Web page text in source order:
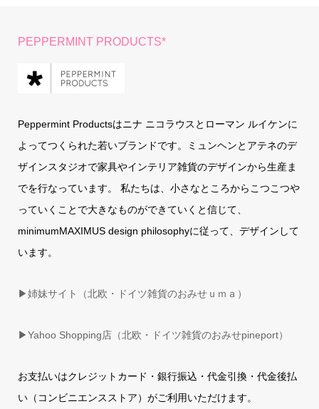
PEPPERMINT PRODUCTS*
Peppermint Productsはニナ ニコラウスとローマン ルイケンに
よってつくられた若いブランドです。ミュンヘンとアテネのデ
ザインスタジオで家具やインテリア雑貨のデザインから生産ま
でを行なっています。 私たちは、小さなところからこつこつや
っていくことで大きなものができていくと信じて、
minimumMAXIMUS design philosophyに従って、デザインして
います。
▶姉妹サイト（北欧・ドイツ雑貨のおみせｕｍａ）
▶Yahoo Shopping店（北欧・ドイツ雑貨のおみせpineport）
お支払いはクレジットカード・銀行振込・代金引換・代金後払
い（コンビニエンスストア）がご利用いただけます。